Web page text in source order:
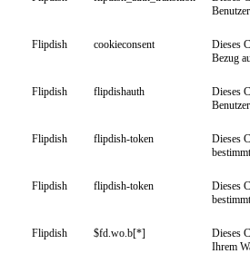
Flipdish cookieconsent
Dieses
Bezug
Flipdish flipdishauth
Dieses
Flipdish flipdish-token
Dieses
Flipdish flipdish-token
Dieses
Flipdish $fd.wo.b[*]
Dieses
Ihrem